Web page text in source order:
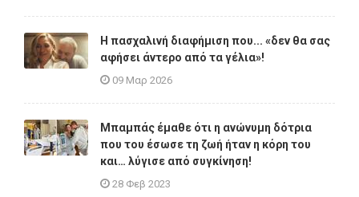
Η πασχαλινή διαφήμιση που... «δεν θα σας
αφήσει άντερο από τα γέλια»!
09 Μαρ 2026
Μπαμπάς έμαθε ότι η ανώνυμη δότρια
που του έσωσε τη ζωή ήταν η κόρη του
και… λύγισε από συγκίνηση!
28 Φεβ 2023